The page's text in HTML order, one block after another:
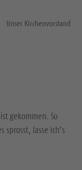
Unser Kirchenvorstand
gekommen. So
lasse ich’s